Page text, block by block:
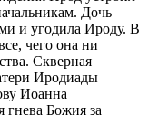
Дочь
и угодила Ироду. В
чего она ни
Скверная
Иродиады
Иоанна
гнева Божия за